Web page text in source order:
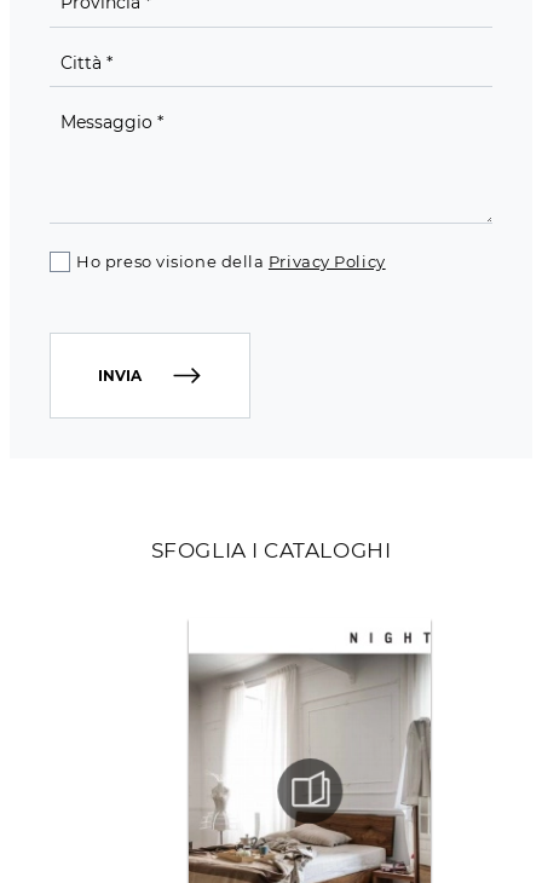
SFOGLIA I CATALOGHI
Ho preso visione della Privacy Policy
INVIA